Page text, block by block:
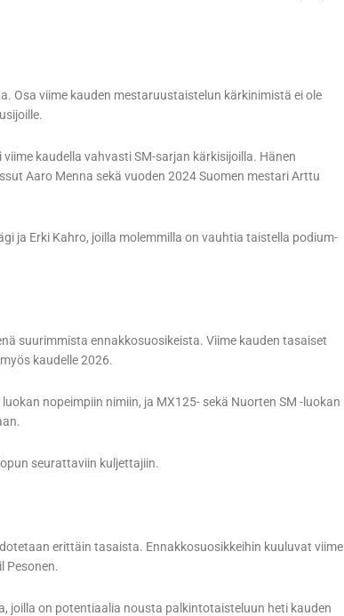
Osa viime kauden mestaruustaistelun kärkinimistä ei ole
kaudella vahvasti SM-sarjan kärkisijoilla. Hänen
Aaro Menna sekä vuoden 2024 Suomen mestari Arttu
ja Erki Kahro, joilla molemmilla on vauhtia taistella podium-
suurimmista ennakkosuosikeista. Viime kauden tasaiset
kaudelle 2026.
nopeimpiin nimiin, ja MX125- sekä Nuorten SM -luokan
seurattaviin kuljettajiin.
erittäin tasaista. Ennakkosuosikkeihin kuuluvat viime
Pesonen.
joilla on potentiaalia nousta palkintotaisteluun heti kauden